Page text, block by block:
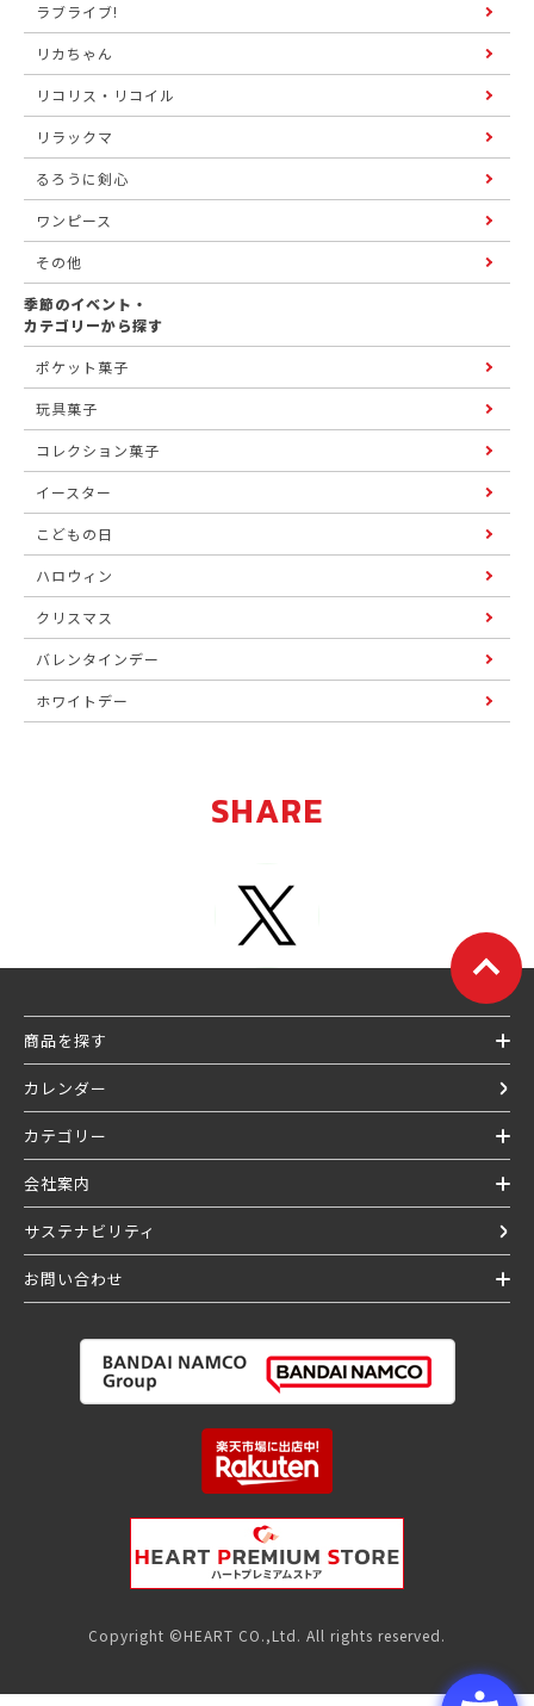
ラブライブ!
リカちゃん
リコリス・リコイル
リラックマ
るろうに剣心
ワンピース
その他
季節のイベント・
カテゴリーから探す
ポケット菓子
玩具菓子
コレクション菓子
イースター
こどもの日
ハロウィン
クリスマス
バレンタインデー
ホワイトデー
SHARE
商品を探す
カレンダー
カテゴリー
会社案内
サステナビリティ
お問い合わせ
Copyright ©HEART CO.,Ltd. All rights reserved.